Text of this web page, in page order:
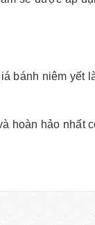
bánh niêm yết
hoàn hảo nhất